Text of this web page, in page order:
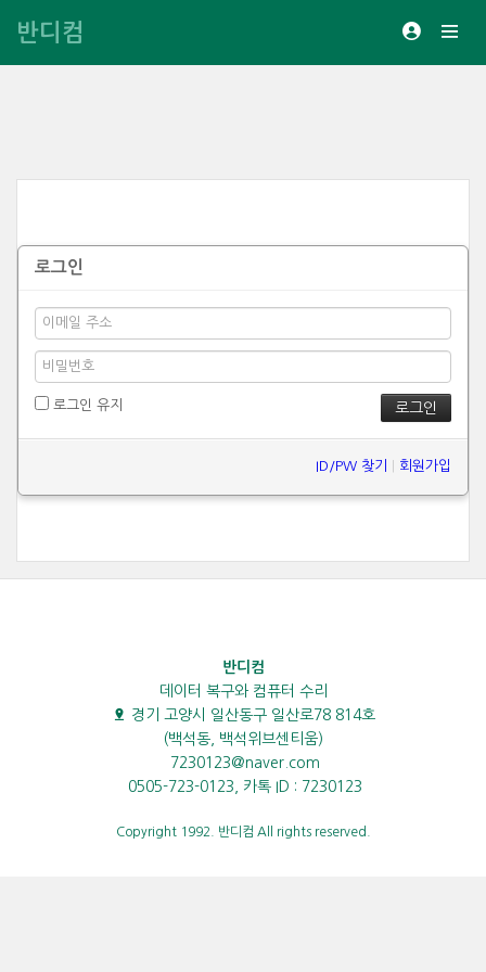
반디컴
로그인
로그인 유지
ID/PW 찾기 회원가입
반디컴
데이터 복구와 컴퓨터 수리
경기 고양시 일산동구 일산로78 814호
(백석동, 백석위브센티움)
7230123@naver.com
0505-723-0123, 카톡 ID : 7230123
Copyright 1992. 반디컴 All rights reserved.